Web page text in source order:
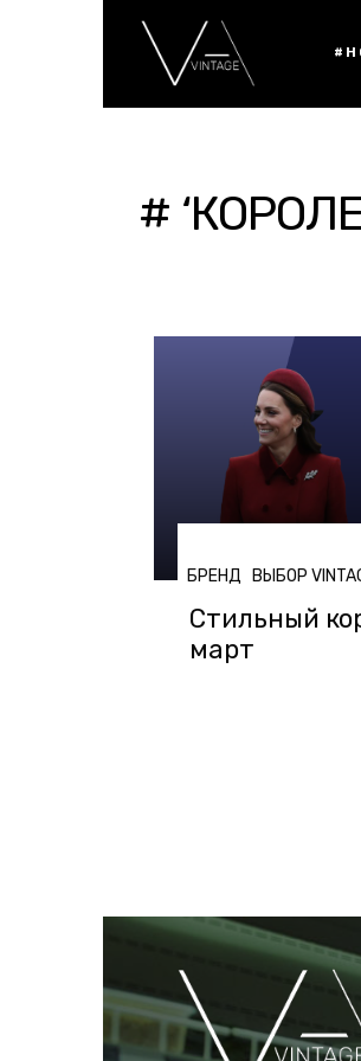
#
БРЕНД ВЫБОР
Стильный
март